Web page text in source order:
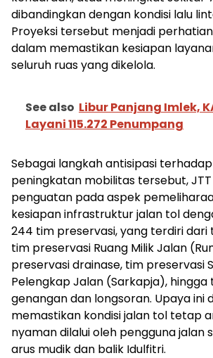
dibandingkan dengan kondisi lalu
Proyeksi tersebut menjadi
dalam memastikan kesiapan
seluruh ruas yang dikelola.
See also Libur Panjang Imlek,
Layani 115.272 Penumpang
Sebagai langkah antisipasi
peningkatan mobilitas tersebut,
penguatan pada aspek
kesiapan infrastruktur jalan tol
244 tim preservasi, yang terdiri dari
tim preservasi Ruang Milik Jalan
preservasi drainase, tim preservasi
Pelengkap Jalan (Sarkapja), hingga
genangan dan longsoran. Upaya ini
memastikan kondisi jalan tol tetap
nyaman dilalui oleh pengguna jalan
arus mudik dan balik Idulfitri.